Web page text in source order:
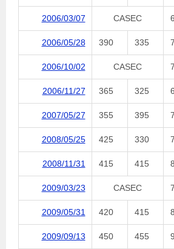
2006/03/07 CASEC
2006/05/28 390 335
2006/10/02 CASEC
2006/11/27 365 325
2007/05/27 355 395
2008/05/25 425 330
2008/11/31 415 415
2009/03/23 CASEC
2009/05/31 420 415
2009/09/13 450 455